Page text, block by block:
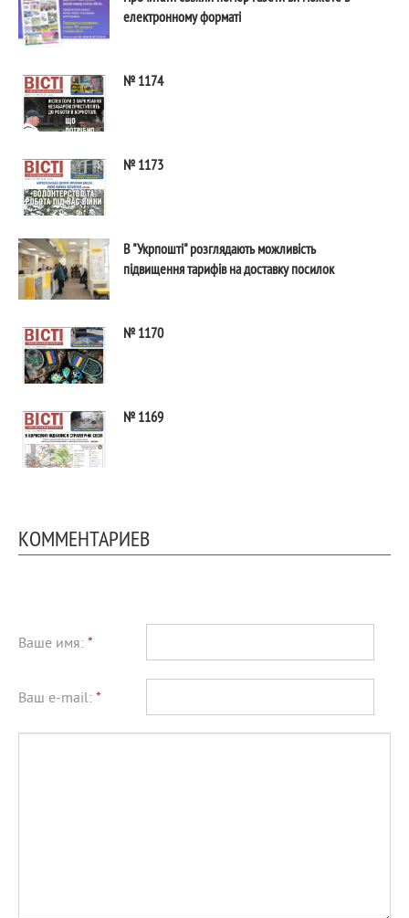
електронному форматі
№ 1174
№ 1173
В "Укрпошті" розглядають можливість
підвищення тарифів на доставку посилок
№ 1170
№ 1169
КОММЕНТАРИЕВ
Ваше имя: *
Ваш e-mail: *